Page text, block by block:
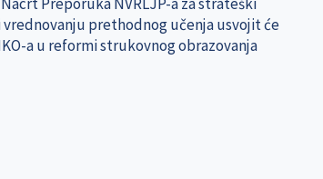
prethodnog učenja usvojit će
a u reformi strukovnog obrazovanja